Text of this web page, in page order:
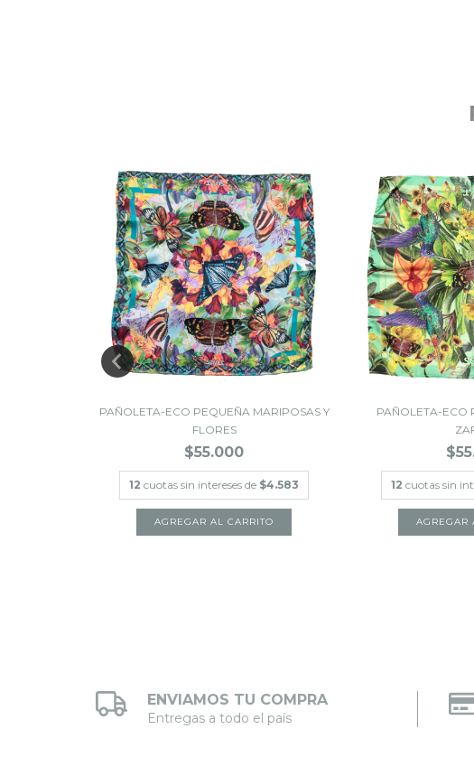
PAÑOLETA-ECO PEQUEÑA MARIPOSAS Y
FLORES
$55.000
12 cuotas sin intereses de $4.583
PAÑOLETA-ECO
12 cuotas sin
ENVIAMOS TU COMPRA
Entregas a todo el país